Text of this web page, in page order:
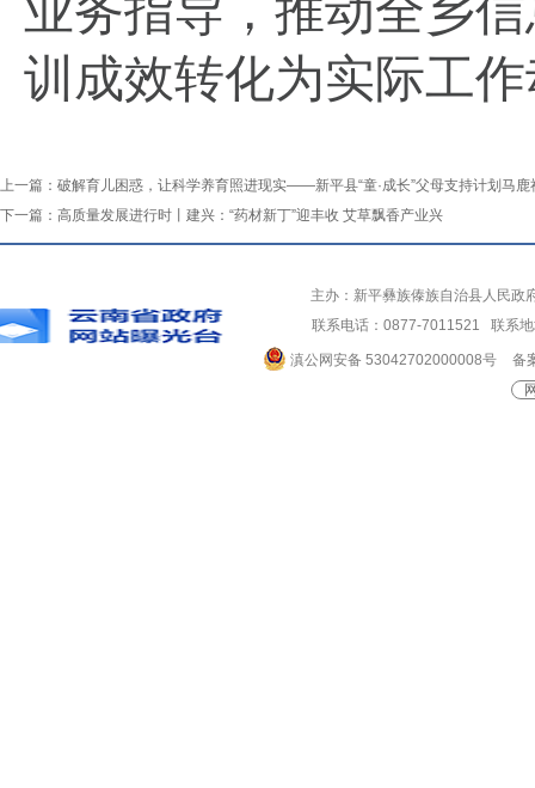
业务指导，推动全乡
训成效转化为实际工
上一篇： 破解育儿困惑，让科学养育照进现实——新平县“童·成长”父母支持计划马
下一篇： 高质量发展进行时丨建兴：“药材新丁”迎丰收 艾草飘香产业兴
主办：新平彝族傣族自治县人民
联系电话：0877-7011521 联系
滇公网安备 53042702000008号
备